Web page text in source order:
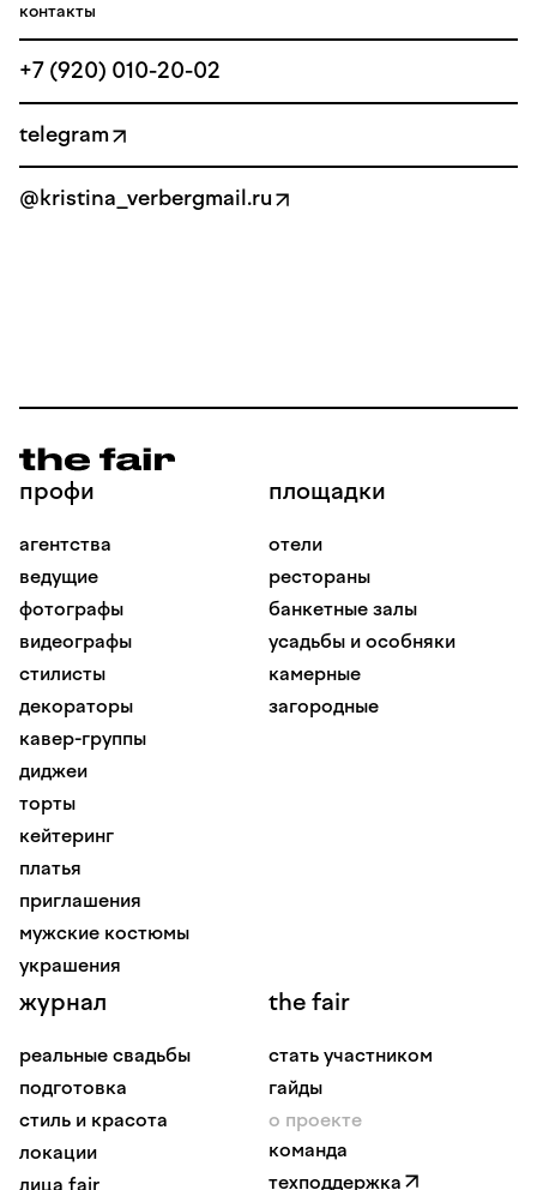
контакты
+7 (920) 010-20-02
telegram
@kristina_verbergmail.ru
профи
агентства
ведущие
фотографы
видеографы
стилисты
декораторы
кавер-группы
диджеи
торты
кейтеринг
платья
приглашения
мужские костюмы
украшения
площадки
отели
рестораны
банкетные залы
усадьбы и особняки
камерные
загородные
журнал
реальные свадьбы
подготовка
стиль и красота
локации
лица fair
the fair
стать участником
гайды
о проекте
команда
техподдержка